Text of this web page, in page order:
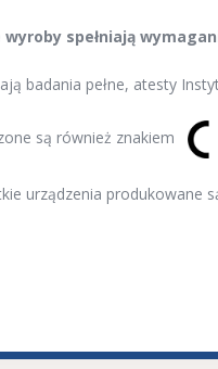
wyroby spełniają
badania pełne, atesty
są również znakiem
urządzenia produkowane